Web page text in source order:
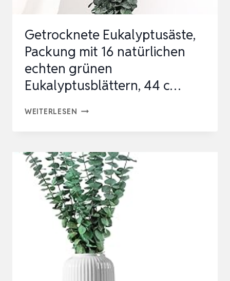
Getrocknete Eukalyptusäste,
Packung mit 16 natürlichen
echten grünen
Eukalyptusblättern, 44 c…
WEITERLESEN GETROCKNETE
MIT
16
NATÜRLICHEN
ECHTEN
GRÜNEN
EUKALYPTUSBLÄTTERN,
44
C…